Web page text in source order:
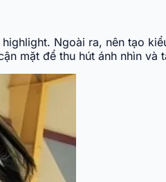
Ngoài ra, nên tạo
mặt để thu hút ánh nhìn và